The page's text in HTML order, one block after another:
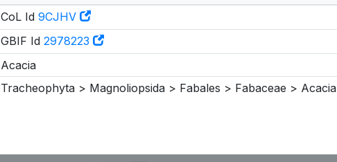
CoL Id 9CJHV
GBIF Id 2978223
Acacia
Tracheophyta > Magnoliopsida > Fabales > Fabaceae > Acacia